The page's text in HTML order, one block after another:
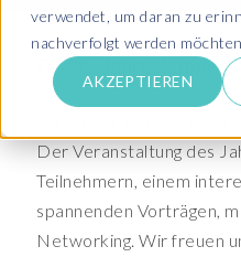
verwendet, um daran zu
nachverfolgt werden
AKZEPTIEREN
DSAG-
Wir sind dabei auf dem
Der Veranstaltung des
Teilnehmern, einem
spannenden Vorträgen,
Networking. Wir freuen